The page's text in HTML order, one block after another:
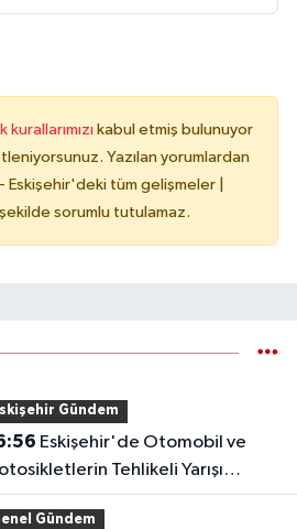
kurallarımızı kabul etmiş bulunuyor
Yazılan yorumlardan
Eskişehir'deki tüm gelişmeler |
sorumlu tutulamaz.
Gündem
Tehlikeli Yarışı
Gündem